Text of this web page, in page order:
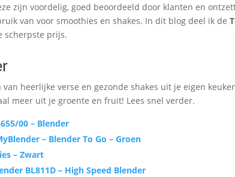
zijn voordelig, goed beoordeeld door klanten en
van voor smoothies en shakes. In dit blog deel ik de
scherpste prijs.
heerlijke verse en gezonde shakes uit je eigen
meer uit je groente en fruit! Lees snel verder.
00 – Blender
– Blender To Go – Groen
– Zwart
BL811D – High Speed Blender